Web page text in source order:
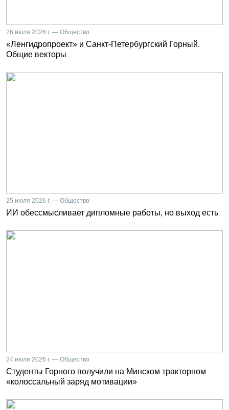
26 июля 2026 г. — Общество
«Ленгидропроект» и Санкт-Петербургский Горный.
Общие векторы
25 июля 2026 г. — Общество
ИИ обессмысливает дипломные работы, но выход есть
24 июля 2026 г. — Общество
Студенты Горного получили на Минском тракторном
«колоссальный заряд мотивации»